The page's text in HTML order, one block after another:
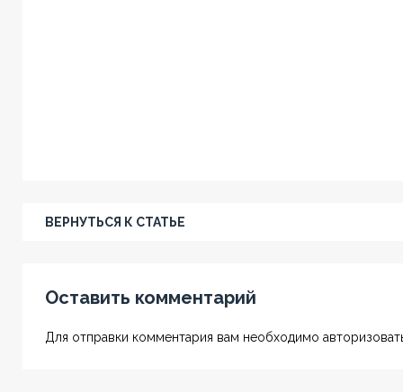
ВЕРНУТЬСЯ К СТАТЬЕ
Оставить комментарий
Для отправки комментария вам необходимо